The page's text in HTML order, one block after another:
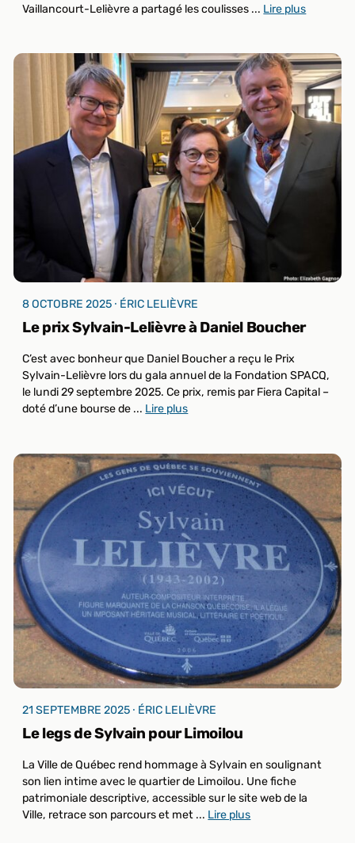
Vaillancourt-Lelièvre a partagé les coulisses ... Lire plus
Le prix Sylvain-Lelièvre à Daniel Boucher
8 OCTOBRE 2025 ⸱ ÉRIC LELIÈVRE
C’est avec bonheur que Daniel Boucher a reçu le Prix
Sylvain-Lelièvre lors du gala annuel de la Fondation SPACQ,
le lundi 29 septembre 2025. Ce prix, remis par Fiera Capital –
doté d’une bourse de ... Lire plus
Le legs de Sylvain pour Limoilou
21 SEPTEMBRE 2025 ⸱ ÉRIC LELIÈVRE
La Ville de Québec rend hommage à Sylvain en soulignant
son lien intime avec le quartier de Limoilou. Une fiche
patrimoniale descriptive, accessible sur le site web de la
Ville, retrace son parcours et met ... Lire plus